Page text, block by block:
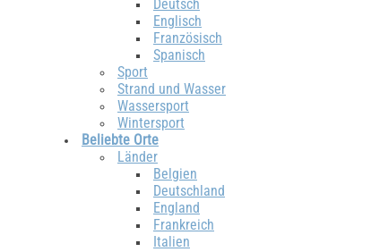
Deutsch
Englisch
Französisch
Spanisch
Sport
Strand und Wasser
Wassersport
Wintersport
Beliebte Orte
Länder
Belgien
Deutschland
England
Frankreich
Italien